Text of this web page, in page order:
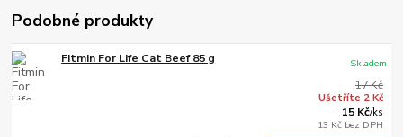
Podobné produkty
Fitmin For Life Cat Beef 85 g
17 Kč
Ušetříte 2 Kč
15 Kč/ks
13 Kč bez DPH
Skladem